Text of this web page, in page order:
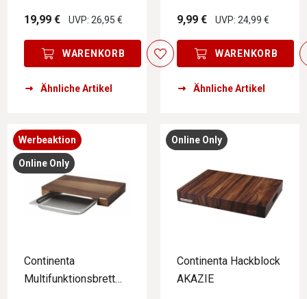
19,99 € UVP: 26,95 €
WARENKORB
Ähnliche Artikel
9,99 € UVP: 24,99 €
WARENKORB
Ähnliche Artikel
Werbeaktion
Online Only
Continenta
Multifunktionsbrett
Online Only
Continenta Hackblock
AKAZIE